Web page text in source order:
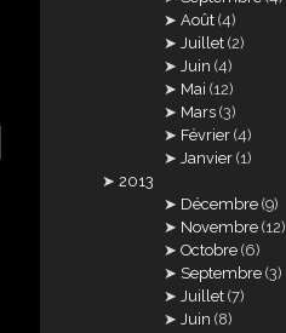
Août (4)
Juillet (2)
Juin (4)
Mai (12)
Mars (3)
Février (4)
Janvier (1)
2013
Décembre (9)
Novembre (12)
Octobre (6)
Septembre (3)
Juillet (7)
Juin (8)